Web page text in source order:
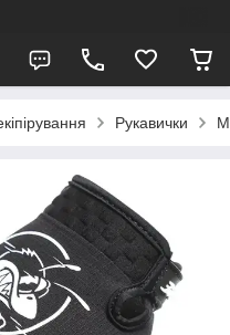
Рукавички